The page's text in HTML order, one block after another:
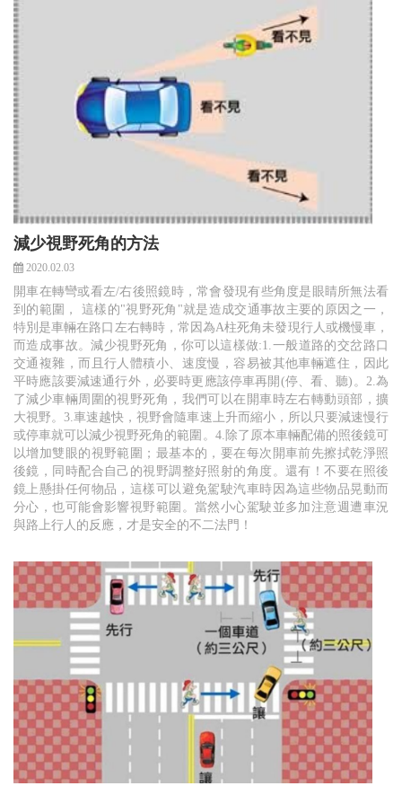
減少視野死角的方法
2020.02.03
開車在轉彎或看左/右後照鏡時，常會發現有些角度是眼睛所無法看
到的範圍， 這樣的"視野死角"就是造成交通事故主要的原因之一，
特別是車輛在路口左右轉時，常因為A柱死角未發現行人或機慢車，
而造成事故。減少視野死角，你可以這樣做:1.一般道路的交岔路口
交通複雜，而且行人體積小、速度慢，容易被其他車輛遮住，因此
平時應該要減速通行外，必要時更應該停車再開(停、看、聽)。2.為
了減少車輛周圍的視野死角，我們可以在開車時左右轉動頭部，擴
大視野。3.車速越快，視野會隨車速上升而縮小，所以只要減速慢行
或停車就可以減少視野死角的範圍。4.除了原本車輛配備的照後鏡可
以增加雙眼的視野範圍；最基本的，要在每次開車前先擦拭乾淨照
後鏡，同時配合自己的視野調整好照射的角度。還有！不要在照後
鏡上懸掛任何物品，這樣可以避免駕駛汽車時因為這些物品晃動而
分心，也可能會影響視野範圍。當然小心駕駛並多加注意週遭車況
與路上行人的反應，才是安全的不二法門！